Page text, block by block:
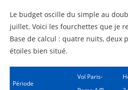
Le budget oscille du simple au
juillet. Voici les fourchettes que je
Base de calcul : quatre nuits, deux
étoiles bien situé.
Période
Vol Paris-